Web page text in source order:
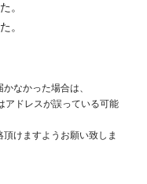
。
。
なかった場合は、
アドレスが誤っている可能
けますようお願い致しま